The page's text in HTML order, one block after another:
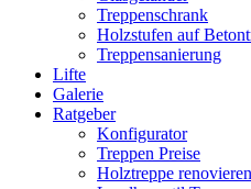
Treppenschrank
Holzstufen auf
Treppensanierung
Lifte
Galerie
Ratgeber
Konfigurator
Treppen Preise
Holztreppe renovieren